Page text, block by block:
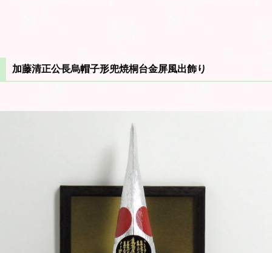
加藤清正公長烏帽子形兜焼桐台金屏風出飾り